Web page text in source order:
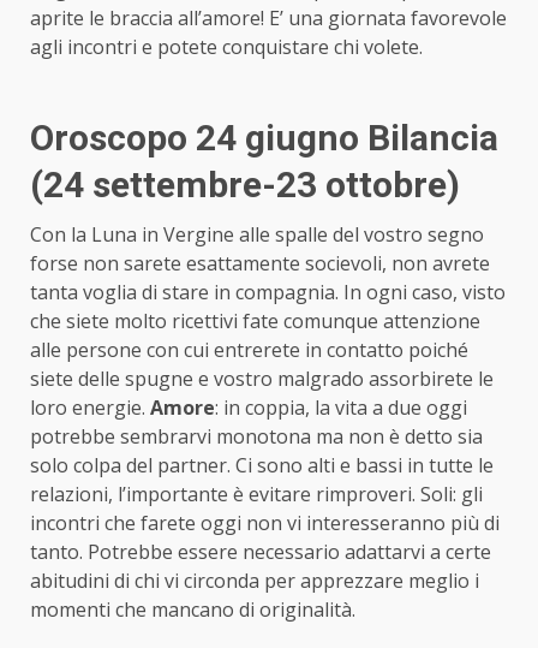
aprite le braccia all’amore! E’ una giornata favorevole
agli incontri e potete conquistare chi volete.
Oroscopo 24 giugno Bilancia
(24 settembre-23 ottobre)
Con la Luna in Vergine alle spalle del vostro segno
forse non sarete esattamente socievoli, non avrete
tanta voglia di stare in compagnia. In ogni caso, visto
che siete molto ricettivi fate comunque attenzione
alle persone con cui entrerete in contatto poiché
siete delle spugne e vostro malgrado assorbirete le
loro energie. Amore: in coppia, la vita a due oggi
potrebbe sembrarvi monotona ma non è detto sia
solo colpa del partner. Ci sono alti e bassi in tutte le
relazioni, l’importante è evitare rimproveri. Soli: gli
incontri che farete oggi non vi interesseranno più di
tanto. Potrebbe essere necessario adattarvi a certe
abitudini di chi vi circonda per apprezzare meglio i
momenti che mancano di originalità.